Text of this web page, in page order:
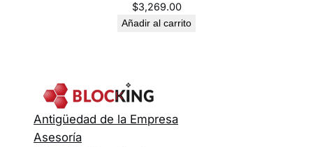
$3,269.00
Añadir al carrito
Antigüedad de la Empresa
Asesoría